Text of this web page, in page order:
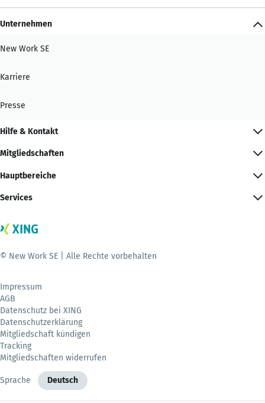
Unternehmen
New Work SE
Karriere
Presse
Hilfe & Kontakt
Mitgliedschaften
Hauptbereiche
Services
© New Work SE | Alle Rechte vorbehalten
Impressum
AGB
Datenschutz bei XING
Datenschutzerklärung
Mitgliedschaft kündigen
Tracking
Mitgliedschaften widerrufen
Sprache Deutsch